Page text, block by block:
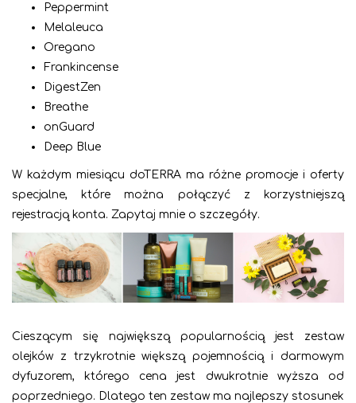
Peppermint
Melaleuca
Oregano
Frankincense
DigestZen
Breathe
onGuard
Deep Blue
W każdym miesiącu doTERRA ma różne promocje i oferty
specjalne, które można połączyć z korzystniejszą
rejestracją konta. Zapytaj mnie o szczegóły.
Cieszącym się największą popularnością jest zestaw
olejków z trzykrotnie większą pojemnością i darmowym
dyfuzorem, którego cena jest dwukrotnie wyższa od
poprzedniego. Dlatego ten zestaw ma najlepszy stosunek